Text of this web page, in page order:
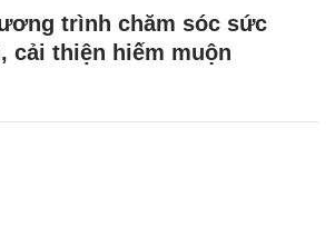
trình chăm sóc sức
cải thiện hiếm muộn